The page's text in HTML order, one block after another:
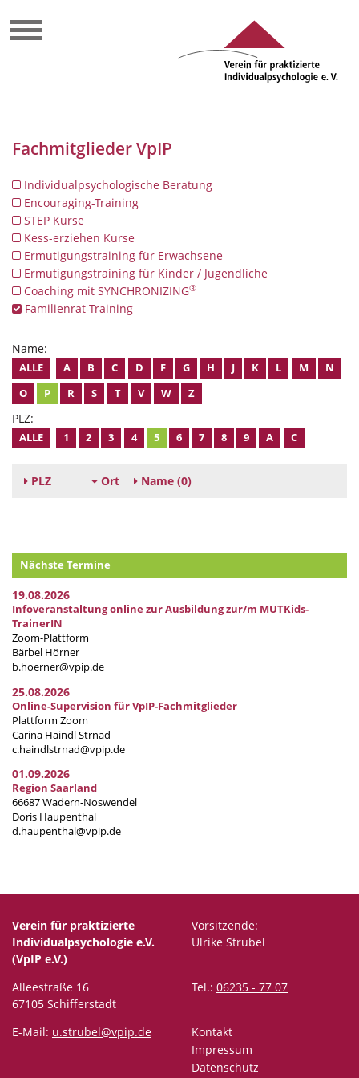
Fachmitglieder VpIP
Individualpsychologische Beratung
Encouraging-Training
STEP Kurse
Kess-erziehen Kurse
Ermutigungstraining für Erwachsene
Ermutigungstraining für Kinder / Jugendliche
Coaching mit SYNCHRONIZING®
Familienrat-Training
Name:
ALLE A B C D F G H J K L M
N
O
P R S T V W Z
PLZ:
ALLE 1 2 3 4 5 6 7 8 9 A C
PLZ Ort Name (0)
Nächste Termine
19.08.2026
Infoveranstaltung online zur Ausbildung zur/m MUTKids-
TrainerIN
Zoom-Plattform
Bärbel Hörner
b.hoerner@vpip.de
25.08.2026
Online-Supervision für VpIP-Fachmitglieder
Plattform Zoom
Carina Haindl Strnad
c.haindlstrnad@vpip.de
01.09.2026
Region Saarland
66687 Wadern-Noswendel
Doris Haupenthal
d.haupenthal@vpip.de
Verein für praktizierte
Individualpsychologie e.V.
(VpIP e.V.)
Vorsitzende:
Ulrike Strubel
Alleestraße 16
67105 Schifferstadt
Tel.: 06235 - 77 07
E-Mail: u.strubel@vpip.de
Kontakt
Impressum
Datenschutz